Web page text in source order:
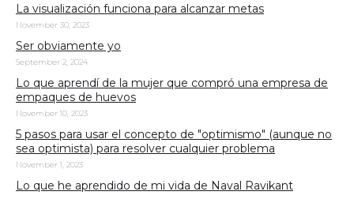
La visualización funciona para alcanzar metas
November 30, 2023
Ser obviamente yo
September 2, 2024
Lo que aprendí de la mujer que compró una empresa de
empaques de huevos
November 10, 2023
5 pasos para usar el concepto de "optimismo" (aunque no
sea optimista) para resolver cualquier problema
November 1, 2023
Lo que he aprendido de mi vida de Naval Ravikant